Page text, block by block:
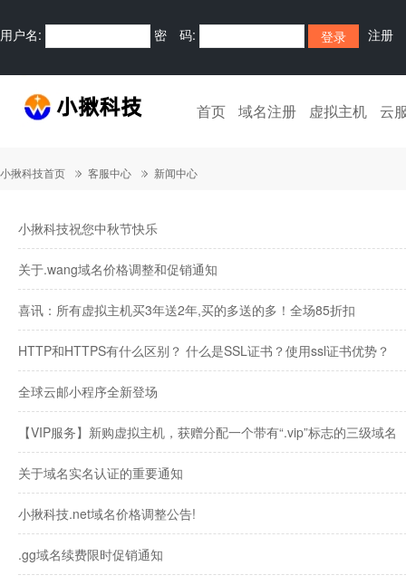
用户名: 密 码: 注册
首页 域名注册 虚拟主机 云
小揪科技首页 客服中心 新闻中心
小揪科技祝您中秋节快乐
关于.wang域名价格调整和促销通知
喜讯：所有虚拟主机买3年送2年,买的多送的多！全场85折扣
HTTP和HTTPS有什么区别？ 什么是SSL证书？使用ssl证书优势？
全球云邮小程序全新登场
【VIP服务】新购虚拟主机，获赠分配一个带有“.vip”标志的三级域名
关于域名实名认证的重要通知
小揪科技.net域名价格调整公告!
.gg域名续费限时促销通知